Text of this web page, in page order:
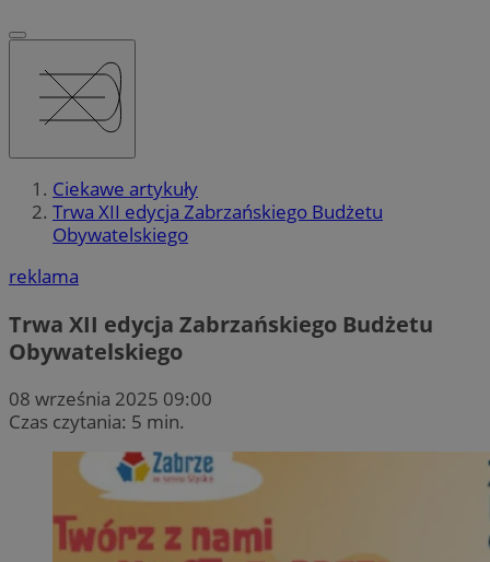
Ciekawe artykuły
Trwa XII edycja Zabrzańskiego Budżetu
Obywatelskiego
reklama
Trwa XII edycja Zabrzańskiego Budżetu
Obywatelskiego
08 września 2025 09:00
Czas czytania: 5 min.